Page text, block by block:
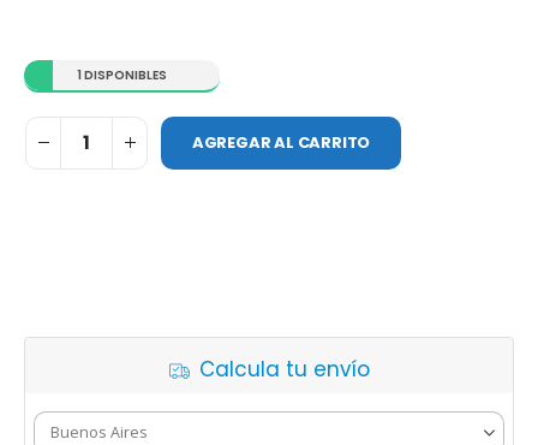
1 DISPONIBLES
AGREGAR AL CARRITO
Calcula tu envío